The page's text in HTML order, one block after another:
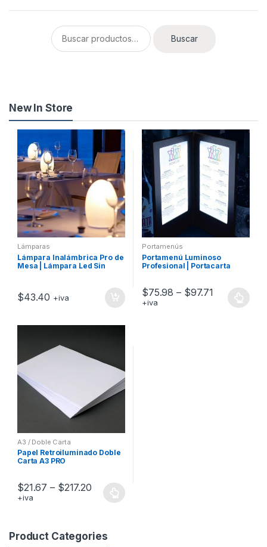
Buscar por:
Buscar
New In Store
Lámparas
Lámpara Inalámbrica Pro de
Mesa | Lámpara Led Sin
$43.40 +iva
Portamenús
Portamenú Luminoso
Profesional | Portacarta
$75.98 – $97.71
+iva
A3 / Doble Carta
Papel Retroiluminado Doble
Carta A3 PRO
$21.67 – $217.20
+iva
Product Categories